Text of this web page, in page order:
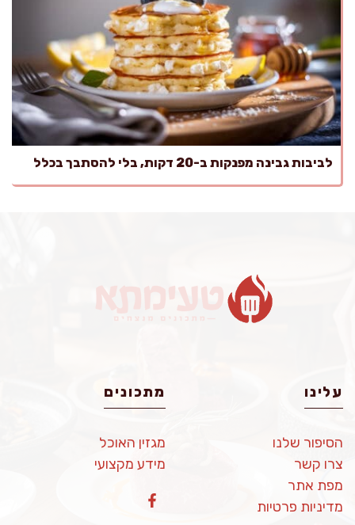
לביבות גבינה מפנקות ב-20 דקות, בלי להסתבך בכלל
עלינו
הסיפור שלנו
צרו קשר
מפת אתר
מדיניות פרטיות
מתכונים
מגזין האוכל
מידע מקצועי